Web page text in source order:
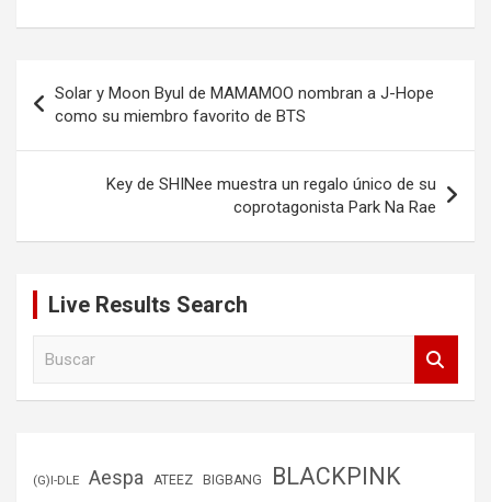
de
entradas
Solar y Moon Byul de MAMAMOO nombran a J-Hope
como su miembro favorito de BTS
Key de SHINee muestra un regalo único de su
coprotagonista Park Na Rae
Live Results Search
(G)I-DLE Aespa ATEEZ BIGBANG BLACKPINK